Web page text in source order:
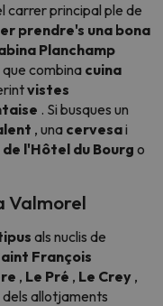
carrer principal ple de
prendre's una bona
Planchamp
que combina cuina
vistes
. Si busques un
, una cervesai
de l'Hôtel du Bourg o
Valmorel
als nuclis de
François
, Le Pré , Le Crey ,
allotjaments